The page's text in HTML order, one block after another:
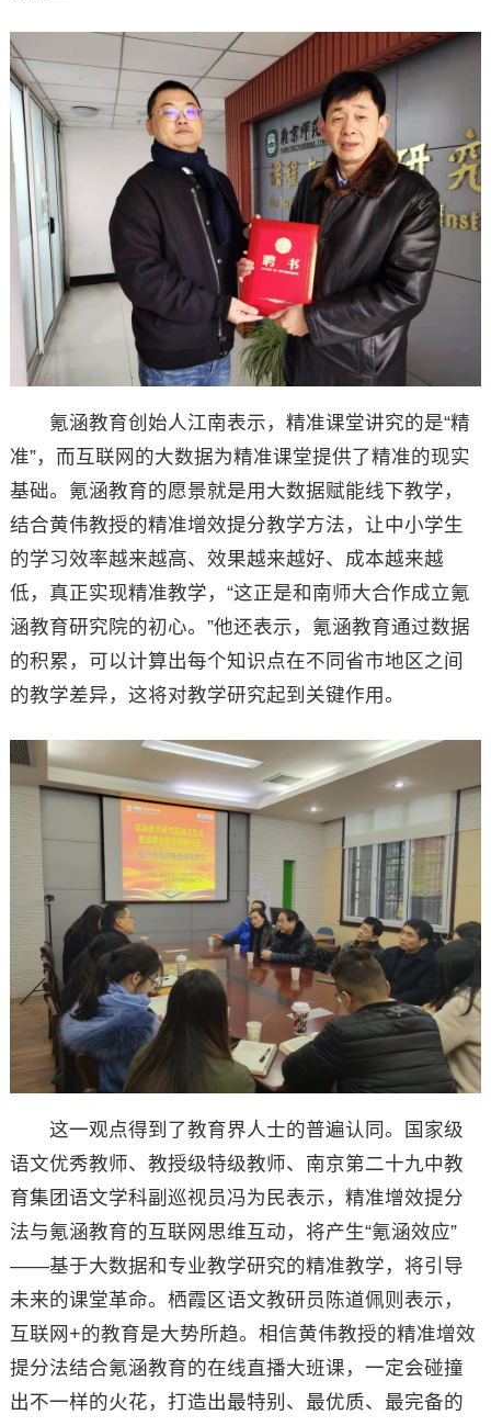
氪涵教育创始人江南表示，精准课堂讲究的是“精
准”，而互联网的大数据为精准课堂提供了精准的现实
基础。氪涵教育的愿景就是用大数据赋能线下教学，
结合黄伟教授的精准增效提分教学方法，让中小学生
的学习效率越来越高、效果越来越好、成本越来越
低，真正实现精准教学，“这正是和南师大合作成立氪
涵教育研究院的初心。”他还表示，氪涵教育通过数据
的积累，可以计算出每个知识点在不同省市地区之间
的教学差异，这将对教学研究起到关键作用。
这一观点得到了教育界人士的普遍认同。国家级
语文优秀教师、教授级特级教师、南京第二十九中教
育集团语文学科副巡视员冯为民表示，精准增效提分
法与氪涵教育的互联网思维互动，将产生“氪涵效应”
——基于大数据和专业教学研究的精准教学，将引导
未来的课堂革命。栖霞区语文教研员陈道佩则表示，
互联网+的教育是大势所趋。相信黄伟教授的精准增效
提分法结合氪涵教育的在线直播大班课，一定会碰撞
出不一样的火花，打造出最特别、最优质、最完备的